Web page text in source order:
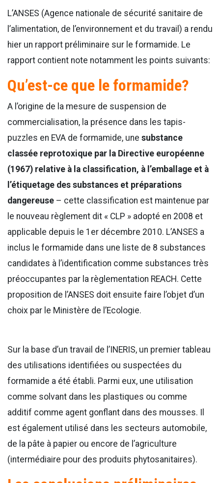
L’ANSES (Agence nationale de sécurité sanitaire de
l’alimentation, de l’environnement et du travail) a rendu
hier un rapport préliminaire sur le formamide. Le
rapport contient note notamment les points suivants:
Qu’est-ce que le formamide?
A l’origine de la mesure de suspension de
commercialisation, la présence dans les tapis-
puzzles en EVA de formamide, une substance
classée reprotoxique par la Directive européenne
(1967) relative à la classification, à l’emballage et à
l’étiquetage des substances et préparations
dangereuse – cette classification est maintenue par
le nouveau règlement dit « CLP » adopté en 2008 et
applicable depuis le 1er décembre 2010. L’ANSES a
inclus le formamide dans une liste de 8 substances
candidates à l’identification comme substances très
préoccupantes par la règlementation REACH. Cette
proposition de l’ANSES doit ensuite faire l’objet d’un
choix par le Ministère de l’Ecologie.
Sur la base d’un travail de l’INERIS, un premier tableau
des utilisations identifiées ou suspectées du
formamide a été établi. Parmi eux, une utilisation
comme solvant dans les plastiques ou comme
additif comme agent gonflant dans des mousses. Il
est également utilisé dans les secteurs automobile,
de la pâte à papier ou encore de l’agriculture
(intermédiaire pour des produits phytosanitaires).